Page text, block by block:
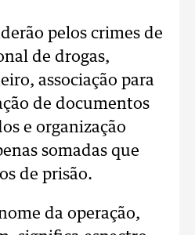
pelos crimes de
de drogas,
associação para
de documentos
e organização
somadas que
de prisão.
da operação,